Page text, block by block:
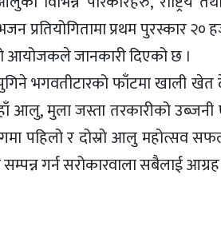
प्रथम पुरस्कार २०
आयोजकले जानकारी दिएको छ ।
भगवतीटारको फाँटमा खाली
आलु, मुला जस्ता तरकारीको
पहिलो र दोस्रो आलु महोत्सव
गर्न सरोकारवाला सबैलाई